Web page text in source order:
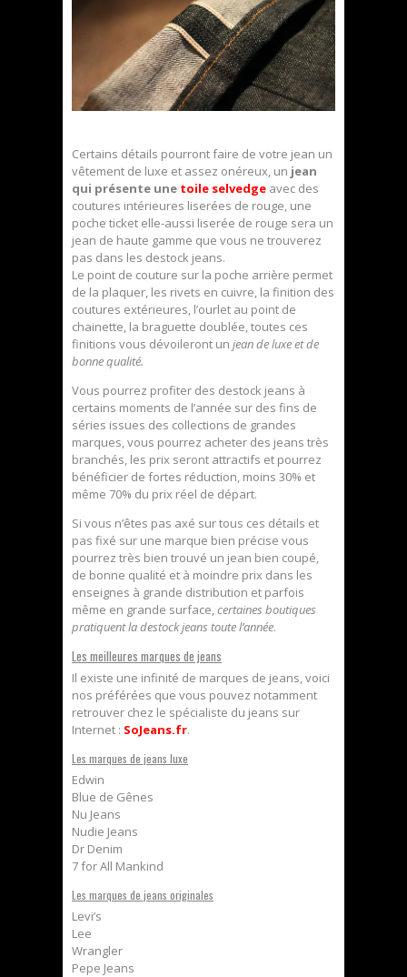
Certains détails pourront faire de votre jean un
vêtement de luxe et assez onéreux, un jean
qui présente une toile selvedge avec des
coutures intérieures liserées de rouge, une
poche ticket elle-aussi liserée de rouge sera un
jean de haute gamme que vous ne trouverez
pas dans les destock jeans.
Le point de couture sur la poche arrière permet
de la plaquer, les rivets en cuivre, la finition des
coutures extérieures, l’ourlet au point de
chainette, la braguette doublée, toutes ces
finitions vous dévoileront un jean de luxe et de
bonne qualité.
Vous pourrez profiter des destock jeans à
certains moments de l’année sur des fins de
séries issues des collections de grandes
marques, vous pourrez acheter des jeans très
branchés, les prix seront attractifs et pourrez
bénéficier de fortes réduction, moins 30% et
même 70% du prix réel de départ.
Si vous n’êtes pas axé sur tous ces détails et
pas fixé sur une marque bien précise vous
pourrez très bien trouvé un jean bien coupé,
de bonne qualité et à moindre prix dans les
enseignes à grande distribution et parfois
même en grande surface,certaines boutiques
pratiquent la destock jeans toute l’année.
Les meilleures marques de jeans
Il existe une infinité de marques de jeans, voici
nos préférées que vous pouvez notamment
retrouver chez le spécialiste du jeans sur
Internet : SoJeans.fr.
Les marques de jeans luxe
Edwin
Blue de Gênes
Nu Jeans
Nudie Jeans
Dr Denim
7 for All Mankind
Les marques de jeans originales
Levi’s
Lee
Wrangler
Pepe Jeans